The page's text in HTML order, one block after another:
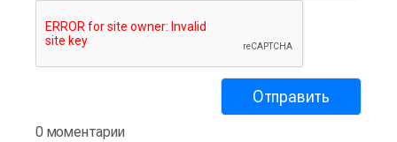
0 моментарии